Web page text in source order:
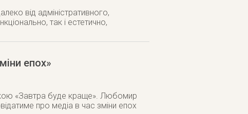
від адміністративного,
так і естетично,
епох»
«Завтра буде краще». Любомир
про медіа в час зміни епох